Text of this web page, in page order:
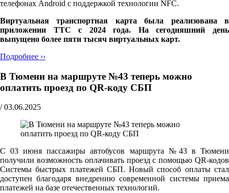
телефонах Android с поддержкой технологии NFC.
Виртуальная транспортная карта была реализована в
приложении ТТС с 2024 года. На сегодняшний день
выпущено более пяти тысяч виртуальных карт.
Подробнее ››
В Тюмени на маршруте №43 теперь можно
оплатить проезд по QR-коду СБП
/ 03.06.2025
С 03 июня пассажиры автобусов маршрута №43 в Тюмени
получили возможность оплачивать проезд с помощью QR-кодов
Системы быстрых платежей СБП. Новый способ оплаты стал
доступен благодаря внедрению современной системы приема
платежей на базе отечественных технологий.